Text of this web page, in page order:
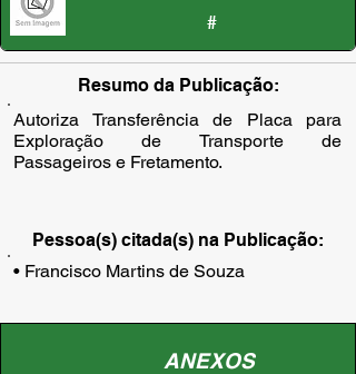
#
Resumo da Publicação:
Autoriza Transferência de Placa para
Exploração de Transporte de
Passageiros e Fretamento.
Pessoa(s) citada(s) na Publicação:
• Francisco Martins de Souza
ANEXOS